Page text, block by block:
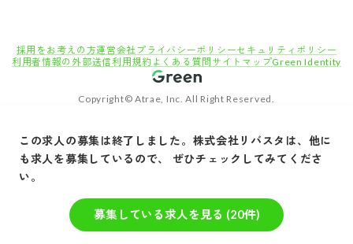
この求人の募集は終了しました。 株式会社リバスタ は、他に
も求人を募集しているので、 ぜひチェックしてみてくださ
い。
募集している求人を見る (20件)
採用をお考えの方運営会社 プライバシーポリシーセキュリティポリシー
利用者情報の外部送信利用規約 よくある質問 サイトマップGreen Identity
Copyright© Atrae, Inc. All Right Reserved.
既存顧客へのアップセル製品営業■急成長中の建設現場施工管理サービス■ゼネコン向け
コンサル